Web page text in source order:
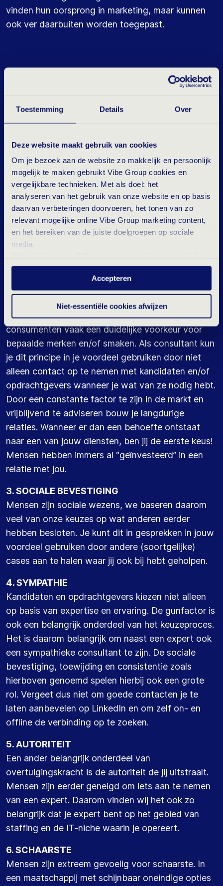
Toestemming Details Over
Deze website maakt gebruik van cookies
Om je bezoek aan de website zo makkelijk en persoonlijk
mogelijk te maken gebruikt Vibe Group cookies en
vergelijkbare technieken. Met als doel: het
analyseren van het gebruik van onze website en op basis
daarvan verbeteringen doorvoeren, het tonen van zo
relevant mogelijke online Vibe Group marketing content,
en het bereiken van de juiste doelgroepen op sociale
media.
en statistische cookies tijdens je bezoek. Meer weten?
Klik hierboven op 'Details' of lees onze
privacyverklaring.
Accepteren
Niet-essentiële cookies afwijzen
vinden hun oorsprong in marketing, maar kunnen
ook ver daarbuiten worden toegepast.
Wanneer jij iemand iets geeft, zit het in onze natuur
om iets terug te willen geven. Dit kun je in je
voordeel gebruiken wanneer je iemand wilt
verkoopt kun je een gratis proefversie of een
sample aanbieden. Maar in een vak als staffing
wordt dat natuurlijk iets lastiger. Hetgeen je geeft
komt dan vaak in de vorm van advies op basis van
je expertise. Daarom vinden wij het zo belangrijk
dat onze consultants niet alleen experts zijn binnen
2. TOEWIJDING EN CONSISTENTIE
Mensen houden van consistentie en wijken niet
vaak af van keuzes die ze in het verleden hebben
gemaakt (toewijding). Daarom hebben
consumenten vaak een duidelijke voorkeur voor
bepaalde merken en/of smaken. Als consultant kun
je dit principe in je voordeel gebruiken door niet
alleen contact op te nemen met kandidaten en/of
opdrachtgevers wanneer je wat van ze nodig hebt.
Door een constante factor te zijn in de markt en
vrijblijvend te adviseren bouw je langdurige
relaties. Wanneer er dan een behoefte ontstaat
naar een van jouw diensten, ben jij de eerste keus!
Mensen hebben immers al “geïnvesteerd” in een
relatie met jou.
3. SOCIALE BEVESTIGING
Mensen zijn sociale wezens, we baseren daarom
veel van onze keuzes op wat anderen eerder
hebben besloten. Je kunt dit in gesprekken in jouw
voordeel gebruiken door andere (soortgelijke)
cases aan te halen waar jij ook bij hebt geholpen.
4. SYMPATHIE
Kandidaten en opdrachtgevers kiezen niet alleen
op basis van expertise en ervaring. De gunfactor is
ook een belangrijk onderdeel van het keuzeproces.
Het is daarom belangrijk om naast een expert ook
een sympathieke consultant te zijn. De sociale
bevestiging, toewijding en consistentie zoals
hierboven genoemd spelen hierbij ook een grote
rol. Vergeet dus niet om goede contacten je te
laten aanbevelen op LinkedIn en om zelf on- en
offline de verbinding op te zoeken.
5. AUTORITEIT
Een ander belangrijk onderdeel van
overtuigingskracht is de autoriteit de jij uitstraalt.
Mensen zijn eerder geneigd om iets aan te nemen
van een expert. Daarom vinden wij het ook zo
belangrijk dat je expert bent op het gebied van
staffing en de IT-niche waarin je opereert.
6. SCHAARSTE
Mensen zijn extreem gevoelig voor schaarste. In
een maatschappij met schijnbaar oneindige opties